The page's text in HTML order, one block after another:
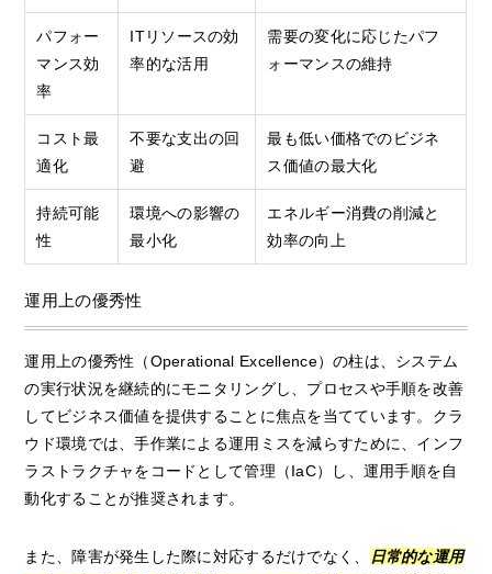
パフォー
マンス効
率
ITリソースの効
率的な活用
需要の変化に応じたパフ
ォーマンスの維持
コスト最
適化
不要な支出の回
避
最も低い価格でのビジネ
ス価値の最大化
持続可能
性
環境への影響の
最小化
エネルギー消費の削減と
効率の向上
運用上の優秀性
運用上の優秀性（Operational Excellence）の柱は、システム
の実行状況を継続的にモニタリングし、プロセスや手順を改善
してビジネス価値を提供することに焦点を当てています。クラ
ウド環境では、手作業による運用ミスを減らすために、インフ
ラストラクチャをコードとして管理（IaC）し、運用手順を自
動化することが推奨されます。
また、障害が発生した際に対応するだけでなく、
日常的な運用